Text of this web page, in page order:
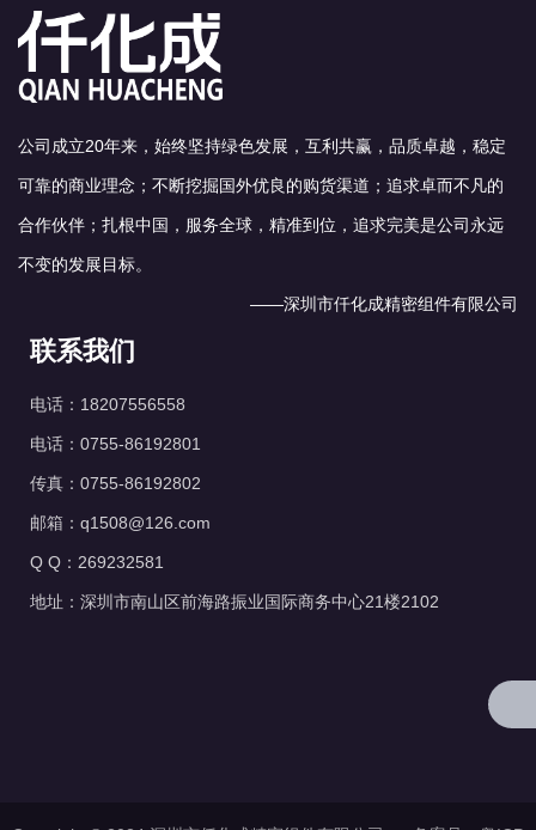
公司成立20年来，始终坚持绿色发展，互利共赢，品质卓越，稳定
可靠的商业理念；不断挖掘国外优良的购货渠道；追求卓而不凡的
合作伙伴；扎根中国，服务全球，精准到位，追求完美是公司永远
不变的发展目标。
——深圳市仟化成精密组件有限公司
联系我们
电话：18207556558
电话：0755-86192801
传真：0755-86192802
邮箱：q1508@126.com
Q Q：269232581
地址：深圳市南山区前海路振业国际商务中心21楼2102